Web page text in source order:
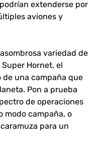
extenderse por
aviones y
variedad de
Hornet, el
de una campaña que
Pon a prueba
de operaciones
modo campaña, o
para un